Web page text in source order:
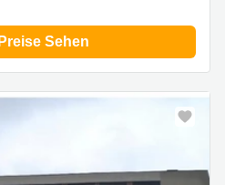
Sehen